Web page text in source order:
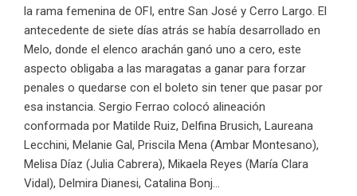
la rama femenina de OFI, entre San José y Cerro Largo. El
antecedente de siete días atrás se había desarrollado en
Melo, donde el elenco arachán ganó uno a cero, este
aspecto obligaba a las maragatas a ganar para forzar
penales o quedarse con el boleto sin tener que pasar por
esa instancia. Sergio Ferrao colocó alineación
conformada por Matilde Ruiz, Delfina Brusich, Laureana
Lecchini, Melanie Gal, Priscila Mena (Ambar Montesano),
Melisa Díaz (Julia Cabrera), Mikaela Reyes (María Clara
Vidal), Delmira Dianesi, Catalina Bonj...